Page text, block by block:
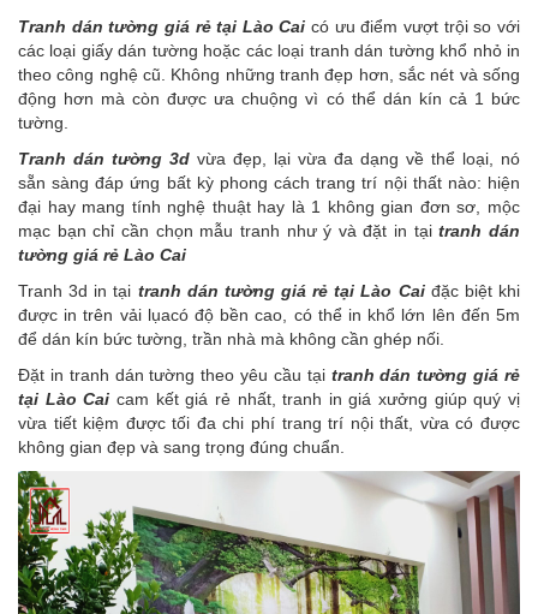
Tranh dán tường giá rẻ tại Lào Caicó ưu điểm vượt trội so với
các loại giấy dán tường hoặc các loại tranh dán tường khổ nhỏ in
theo công nghệ cũ. Không những tranh đẹp hơn, sắc nét và sống
động hơn mà còn được ưa chuộng vì có thể dán kín cả 1 bức
tường.
Tranh dán tường 3d vừa đẹp, lại vừa đa dạng về thể loại, nó
sẵn sàng đáp ứng bất kỳ phong cách trang trí nội thất nào: hiện
đại hay mang tính nghệ thuật hay là 1 không gian đơn sơ, mộc
mạc bạn chỉ cần chọn mẫu tranh như ý và đặt in tạitranh dán
tường giá rẻ Lào Cai
Tranh 3d in tại tranh dán tường giá rẻ tại Lào Caiđặc biệt khi
được in trên vải lụacó độ bền cao, có thể in khổ lớn lên đến 5m
để dán kín bức tường, trần nhà mà không cần ghép nối.
Đặt in tranh dán tường theo yêu cầu tạitranh dán tường giá rẻ
tại Lào Cai cam kết giá rẻ nhất, tranh in giá xưởng giúp quý vị
vừa tiết kiệm được tối đa chi phí trang trí nội thất, vừa có được
không gian đẹp và sang trọng đúng chuẩn.